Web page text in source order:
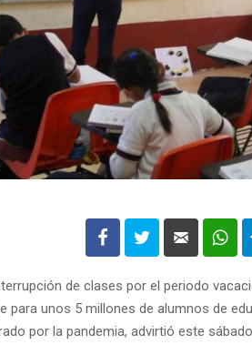
de clases por el periodo
para unos 5 millones de alumnos de
por la pandemia, advirtió este